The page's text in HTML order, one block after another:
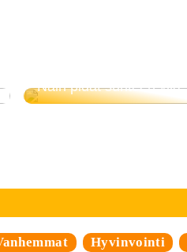
Näin pidät suhteen yllä
Hyvinvointi